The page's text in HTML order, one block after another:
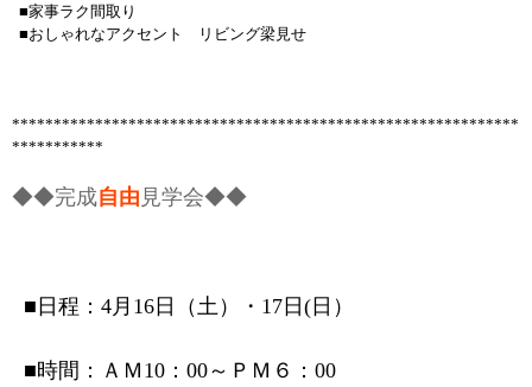
■家事ラク間取り
■おしゃれなアクセント リビング梁見せ
*************************************************************
***********
◆◆完成自由 見学会◆◆
■日程：4月16日（土）・17日(日）
■時間：ＡＭ10：00～ＰＭ６：00